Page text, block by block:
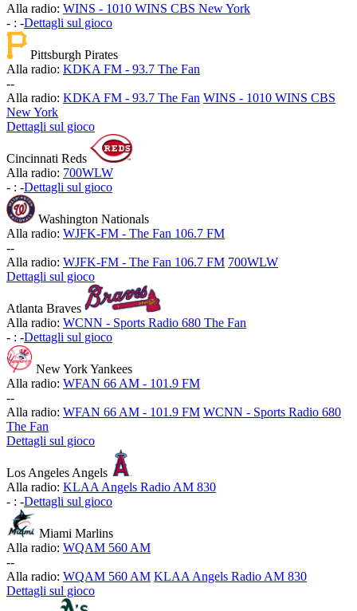
Alla radio: WINS - 1010 WINS CBS New York
- : -Dettagli sul gioco
Pittsburgh Pirates
Alla radio: KDKA FM - 93.7 The Fan
--
Alla radio: KDKA FM - 93.7 The Fan WINS - 1010 WINS CBS
New York
Dettagli sul gioco
Cincinnati Reds
Alla radio: 700WLW
- : -Dettagli sul gioco
Washington Nationals
Alla radio: WJFK-FM - The Fan 106.7 FM
--
Alla radio: WJFK-FM - The Fan 106.7 FM 700WLW
Dettagli sul gioco
Atlanta Braves
Alla radio: WCNN - Sports Radio 680 The Fan
- : -Dettagli sul gioco
New York Yankees
Alla radio: WFAN 66 AM - 101.9 FM
--
Alla radio: WFAN 66 AM - 101.9 FM WCNN - Sports Radio 680
The Fan
Dettagli sul gioco
Los Angeles Angels
Alla radio: KLAA Angels Radio AM 830
- : -Dettagli sul gioco
Miami Marlins
Alla radio: WQAM 560 AM
--
Alla radio: WQAM 560 AM KLAA Angels Radio AM 830
Dettagli sul gioco